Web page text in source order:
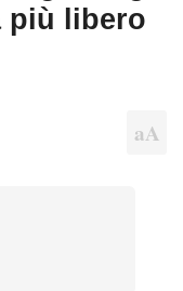
più libero